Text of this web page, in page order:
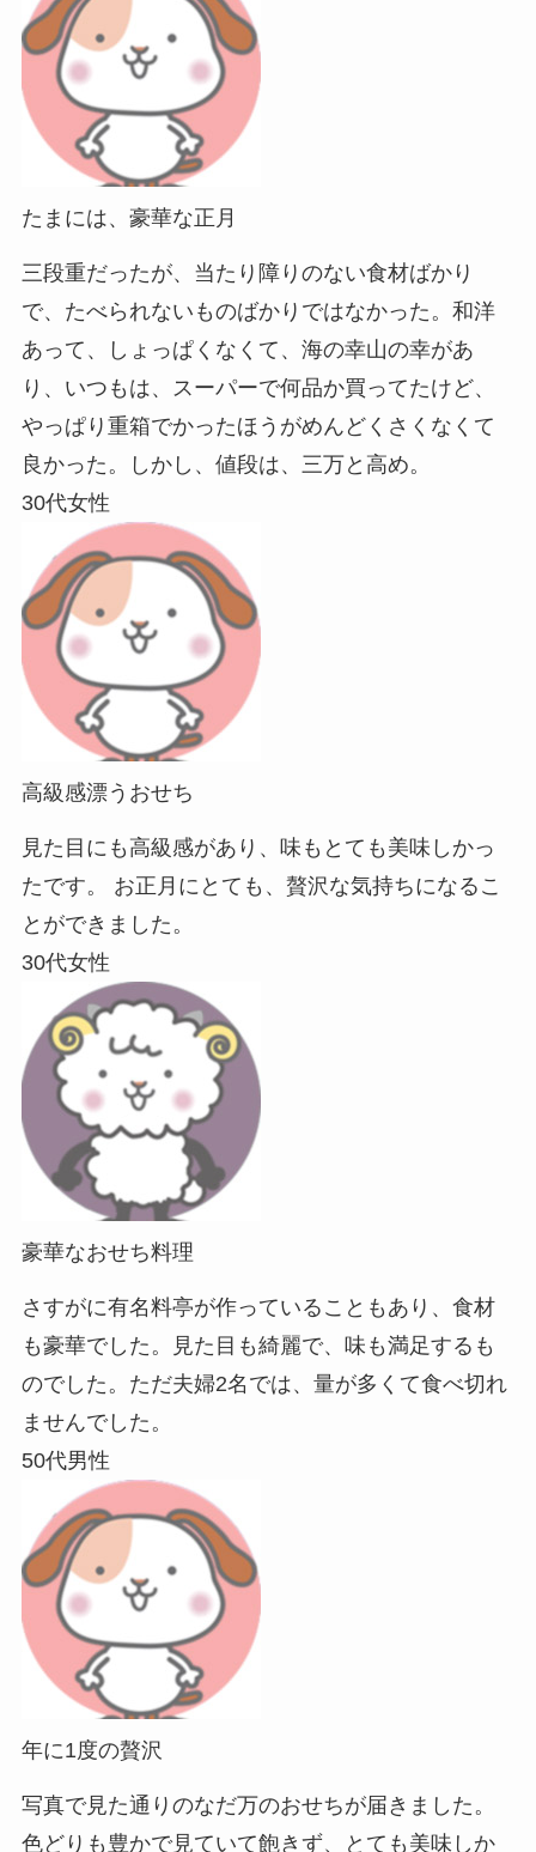
たまには、豪華な正月
三段重だったが、当たり障りのない食材ばかり
で、たべられないものばかりではなかった。和洋
あって、しょっぱくなくて、海の幸山の幸があ
り、いつもは、スーパーで何品か買ってたけど、
やっぱり重箱でかったほうがめんどくさくなくて
良かった。しかし、値段は、三万と高め。
30代女性
高級感漂うおせち
見た目にも高級感があり、味もとても美味しかっ
たです。 お正月にとても、贅沢な気持ちになるこ
とができました。
30代女性
豪華なおせち料理
さすがに有名料亭が作っていることもあり、食材
も豪華でした。見た目も綺麗で、味も満足するも
のでした。ただ夫婦2名では、量が多くて食べ切れ
ませんでした。
50代男性
年に1度の贅沢
写真で見た通りのなだ万のおせちが届きました。
色どりも豊かで見ていて飽きず、とても美味しか